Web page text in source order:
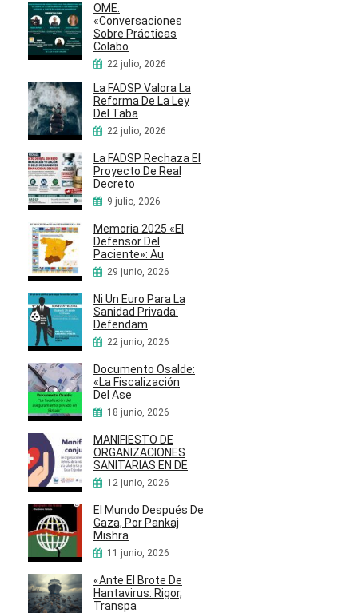
OME:
«Conversaciones
Sobre Prácticas
Colabo
22 julio, 2026
La FADSP Valora La
Reforma De La Ley
Del Taba
22 julio, 2026
La FADSP Rechaza El
Proyecto De Real
Decreto
9 julio, 2026
Memoria 2025 «El
Defensor Del
Paciente»: Au
29 junio, 2026
Ni Un Euro Para La
Sanidad Privada:
Defendam
22 junio, 2026
Documento Osalde:
«La Fiscalización
Del Ase
18 junio, 2026
MANIFIESTO DE
ORGANIZACIONES
SANITARIAS EN DE
12 junio, 2026
El Mundo Después De
Gaza, Por Pankaj
Mishra
11 junio, 2026
«Ante El Brote De
Hantavirus: Rigor,
Transpa